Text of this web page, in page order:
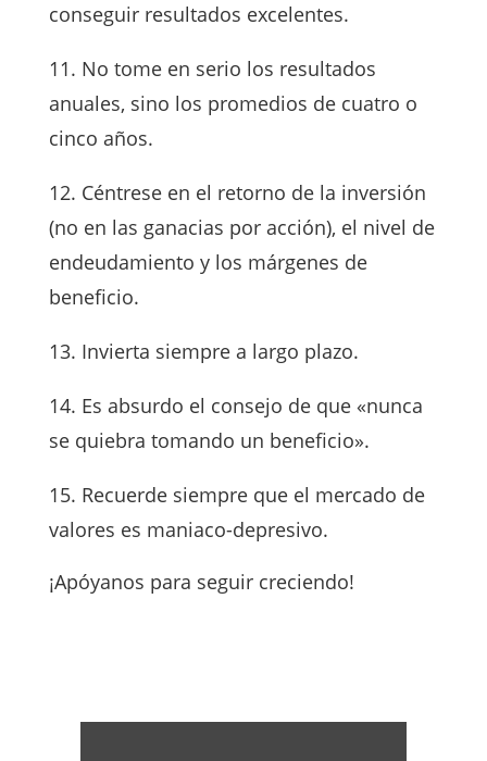
conseguir resultados excelentes.
11. No tome en serio los resultados
anuales, sino los promedios de cuatro o
cinco años.
12. Céntrese en el retorno de la inversión
(no en las ganacias por acción), el nivel de
endeudamiento y los márgenes de
beneficio.
13. Invierta siempre a largo plazo.
14. Es absurdo el consejo de que «nunca
se quiebra tomando un beneficio».
15. Recuerde siempre que el mercado de
valores es maniaco-depresivo.
¡Apóyanos para seguir creciendo!